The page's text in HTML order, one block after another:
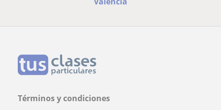
Términos y condiciones